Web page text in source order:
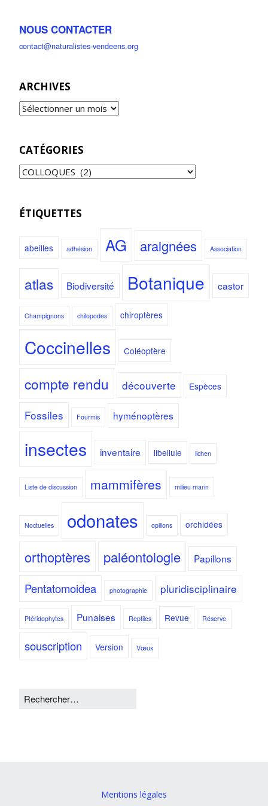
NOUS CONTACTER
contact@naturalistes-vendeens.org
ARCHIVES
CATÉGORIES
ÉTIQUETTES
abeilles adhésion AG araignées Association
atlas Biodiversité Botanique castor
Champignons chilopodes chiroptères
Coccinelles Coléoptère
compte rendu découverte Espèces
Fossiles Fourmis hyménoptères
insectes inventaire libellule lichen
Liste de discussion mammifères milieu marin
Noctuelles odonates opilions orchidées
orthoptères paléontologie Papillons
Pentatomoidea photographie pluridisciplinaire
Ptéridophytes Punaises Reptiles Revue Réserve
souscription Version Vœux
Mentions légales